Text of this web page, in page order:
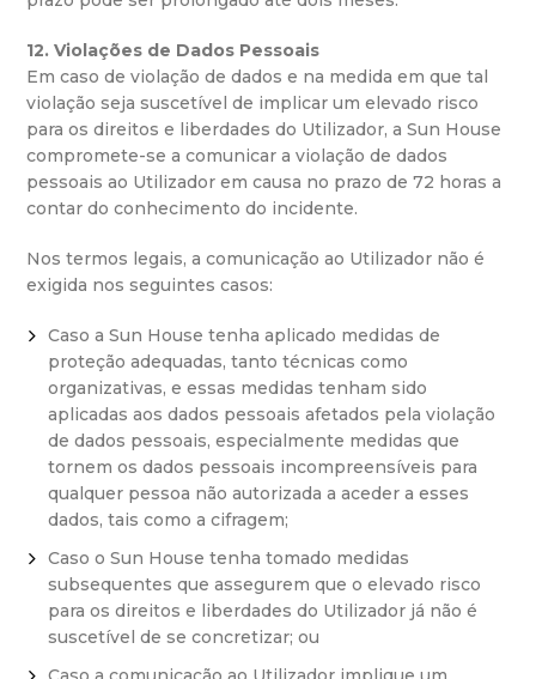
12. Violações de Dados Pessoais
Em caso de violação de dados e na medida em que tal
violação seja suscetível de implicar um elevado risco
para os direitos e liberdades do Utilizador, a Sun House
compromete-se a comunicar a violação de dados
pessoais ao Utilizador em causa no prazo de 72 horas a
contar do conhecimento do incidente.
Nos termos legais, a comunicação ao Utilizador não é
exigida nos seguintes casos:
Caso a Sun House tenha aplicado medidas de
proteção adequadas, tanto técnicas como
organizativas, e essas medidas tenham sido
aplicadas aos dados pessoais afetados pela violação
de dados pessoais, especialmente medidas que
tornem os dados pessoais incompreensíveis para
qualquer pessoa não autorizada a aceder a esses
dados, tais como a cifragem;
Caso o Sun House tenha tomado medidas
subsequentes que assegurem que o elevado risco
para os direitos e liberdades do Utilizador já não é
suscetível de se concretizar; ou